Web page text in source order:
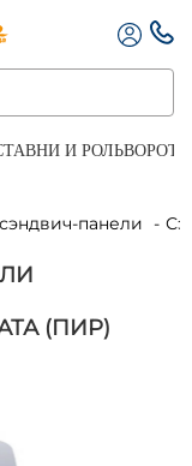
И РОЛЬВОРОТА
панели
(ПИР)